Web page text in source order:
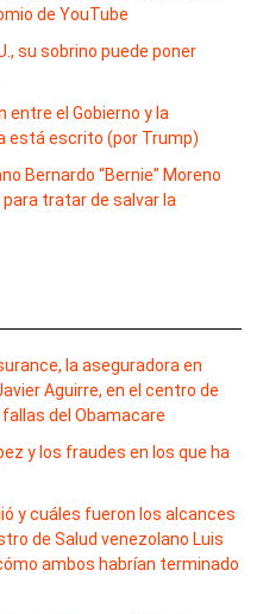
de YouTube
su sobrino puede poner
entre el Gobierno y la
está escrito (por Trump)
Bernardo “Bernie” Moreno
tratar de salvar la
la aseguradora en
Aguirre, en el centro de
del Obamacare
y los fraudes en los que ha
y cuáles fueron los alcances
de Salud venezolano Luis
ambos habrían terminado